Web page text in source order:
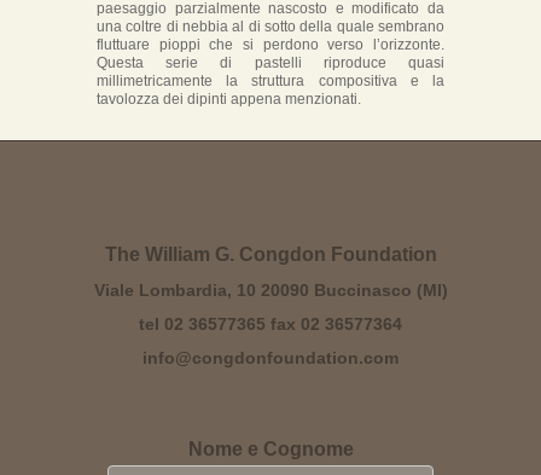
paesaggio parzialmente nascosto e modificato da
una coltre di nebbia al di sotto della quale sembrano
fluttuare pioppi che si perdono verso l’orizzonte.
Questa serie di pastelli riproduce quasi
millimetricamente la struttura compositiva e la
tavolozza dei dipinti appena menzionati.
The William G. Congdon Foundation
Viale Lombardia, 10 20090 Buccinasco (MI)
tel 02 36577365 fax 02 36577364
info@congdonfoundation.com
Nome e Cognome